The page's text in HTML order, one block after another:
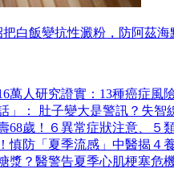
白飯變抗性澱粉，防阿茲海
萬人研究證實：13種癌症風
」： 肚子變大是警訊？失智
68歲！６異常症狀注意、５
慎防「夏季流感」中醫揭４
漿？醫警告夏季心肌梗塞危